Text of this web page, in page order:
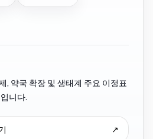
, 약국 확장 및 생태계 주요 이정표
니다.
↗